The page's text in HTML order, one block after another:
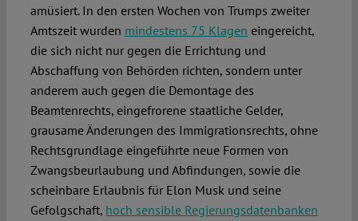
amüsiert. In den ersten Wochen von Trumps zweiter
Amtszeit wurden mindestens 75 Klagen eingereicht,
die sich nicht nur gegen die Errichtung und
Abschaffung von Behörden richten, sondern unter
anderem auch gegen die Demontage des
Beamtenrechts, eingefrorene staatliche Gelder,
grausame Änderungen des Immigrationsrechts, ohne
Rechtsgrundlage eingeführte neue Formen von
Zwangsbeurlaubung und Abfindungen, sowie die
scheinbare Erlaubnis für Elon Musk und seine
Gefolgschaft, hoch sensible Regierungsdatenbanken